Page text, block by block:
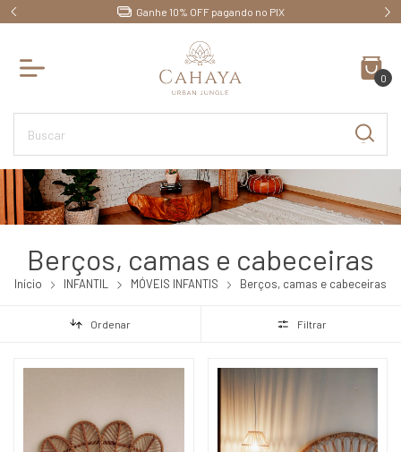
Até 10x sem juros no cartão de crédito
0
Berços, camas e cabeceiras
Início INFANTIL MÓVEIS INFANTIS Berços, camas e cabeceiras
Ordenar Filtrar